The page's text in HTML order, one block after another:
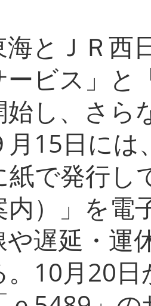
とＪＲ西
ービス」
始し、さら
月15日に
紙で発行し
内）」を電
や遅延・運
。10月20